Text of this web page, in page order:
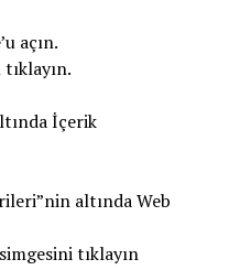
açın.
İçerik
altında Web
tıklayın